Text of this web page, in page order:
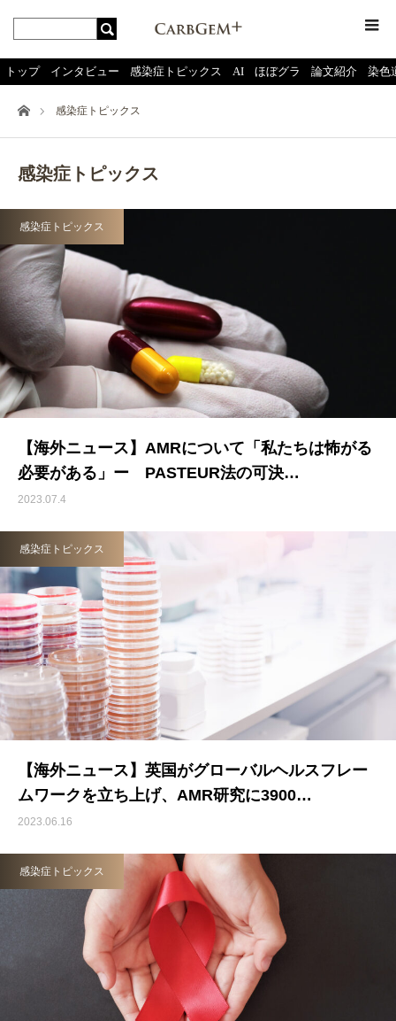
トップ インタビュー 感染症トピックス AI ほぼグラ 論文紹介 染色
ホーム感染症トピックス
感染症トピックス
感染症トピックス
【海外ニュース】AMRについて「私たちは怖がる
必要がある」ー PASTEUR法の可決…
2023.07.4
感染症トピックス
【海外ニュース】英国がグローバルヘルスフレー
ムワークを立ち上げ、AMR研究に3900…
2023.06.16
感染症トピックス